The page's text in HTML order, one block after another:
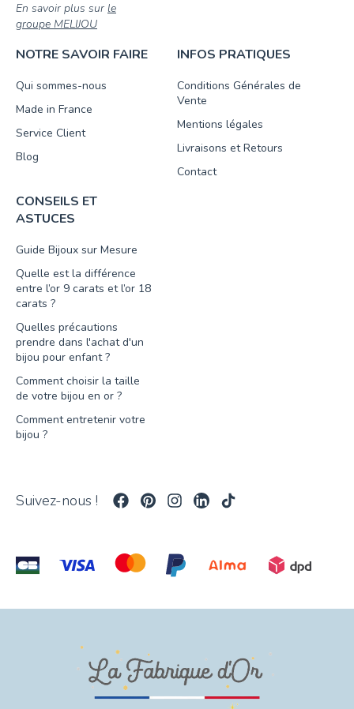
En savoir plus sur le
groupe MELIJOU
NOTRE SAVOIR FAIRE
Qui sommes-nous
Made in France
Service Client
Blog
INFOS PRATIQUES
Conditions Générales de
Vente
Mentions légales
Livraisons et Retours
Contact
CONSEILS ET
ASTUCES
Guide Bijoux sur Mesure
Quelle est la différence
entre l’or 9 carats et l’or 18
carats ?
Quelles précautions
prendre dans l'achat d'un
bijou pour enfant ?
Comment choisir la taille
de votre bijou en or ?
Comment entretenir votre
bijou ?
Suivez-nous !